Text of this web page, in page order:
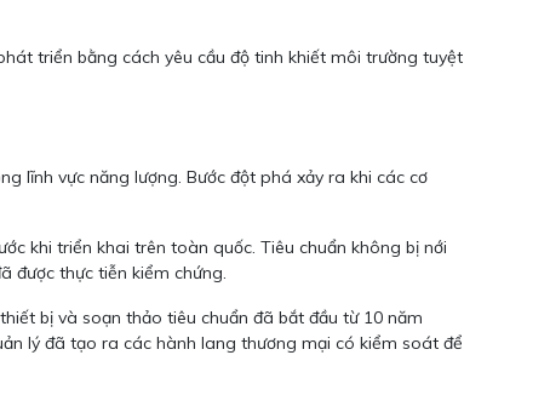
triển bằng cách yêu cầu độ tinh khiết môi trường tuyệt
lĩnh vực năng lượng. Bước đột phá xảy ra khi các cơ
khi triển khai trên toàn quốc. Tiêu chuẩn không bị nới
được thực tiễn kiểm chứng.
bị và soạn thảo tiêu chuẩn đã bắt đầu từ 10 năm
lý đã tạo ra các hành lang thương mại có kiểm soát để